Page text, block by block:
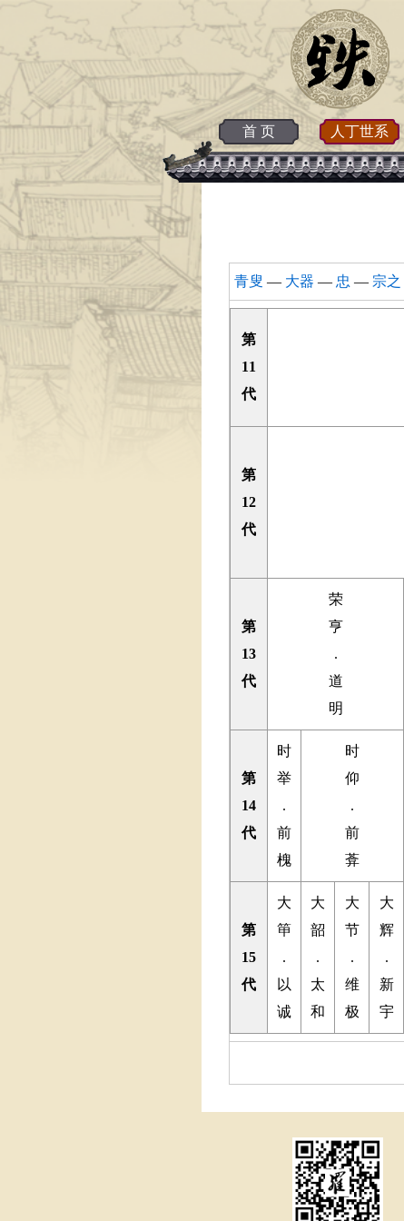
首 页 人丁世系
青叟 — 大器 — 忠 — 宗之
第
11
代
第
12
代
第
13
代
荣
亨
.
道
明
第
14
代
时
举
.
前
槐
时
仰
.
前
葊
第
15
代
大
笚
.
以
诚
大
韶
.
太
和
大
节
.
维
极
大
辉
.
新
宇